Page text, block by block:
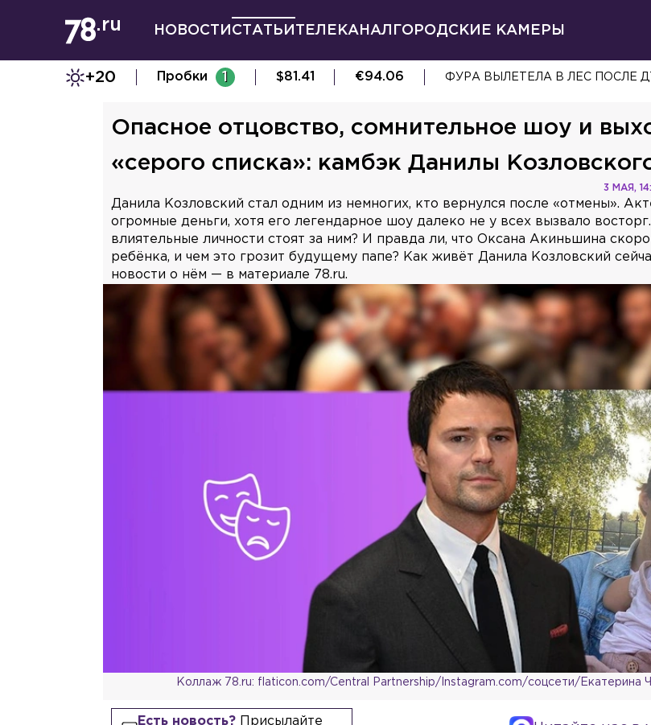
НОВОСТИ СТАТЬИ ТЕЛЕКАНАЛ ГОРОДСКИЕ КАМЕРЫ
+20 Пробки 1 $81.41 €94.06 ФУРА ВЫЛЕТЕЛА В ЛЕС ПОСЛЕ
Опасное отцовство, сомнительное шоу и
«серого списка»: камбэк Данилы
3 МАЯ,
Данила Козловский стал одним из немногих, кто вернулся после «отмены».
огромные деньги, хотя его легендарное шоу далеко не у всех вызвало
влиятельные личности стоят за ним? И правда ли, что Оксана Акиньшина
ребёнка, и чем это грозит будущему папе? Как живёт Данила Козловский
новости о нём — в материале 78.ru.
Коллаж 78.ru: flaticon.com/Central Partnership/Instagram.com/соцсети/Екатерина
Есть новость?Присылайте